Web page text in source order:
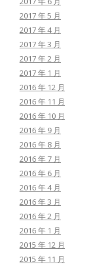
2017 年 5 月
2017 年 4 月
2017 年 3 月
2017 年 2 月
2017 年 1 月
2016 年 12 月
2016 年 11 月
2016 年 10 月
2016 年 9 月
2016 年 8 月
2016 年 7 月
2016 年 6 月
2016 年 4 月
2016 年 3 月
2016 年 2 月
2016 年 1 月
2015 年 12 月
2015 年 11 月